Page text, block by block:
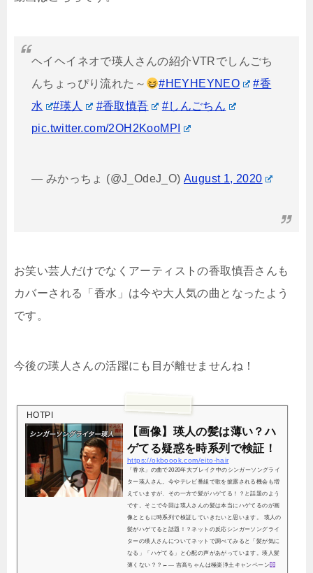
ヘイヘイネオで瑛人さんの紹介VTRでしんごち
んちょっぴり流れた～
#HEYHEYNEO
#香
水
#瑛人 #香取慎吾
#しんごちん
pic.twitter.com/2OH2KooMPI
— みかっちょ (@J_OdeJ_O)August 1, 2020
お笑い芸人だけでなくアーティストの香取慎吾さんも
カバーされる「香水」は今や大人気の曲となったよう
です。
今後の瑛人さんの活躍にも目が離せませんね！
HOTPI
【画像】瑛人の髪は薄い？ハ
ゲてる疑惑を時系列で検証！
https://okboook.com/eito-hair
「香水」の曲で2020年大ブレイク中のシンガーソングライ
ター瑛人さん。今やテレビ番組で歌を披露される機会も増
えていますが、その一方で髪がハゲてる！？と話題のよう
です。そこで今回は瑛人さんの髪は本当にハゲてるのが画
像とともに時系列で検証していきたいと思います。 瑛人の
髪がハゲてると話題！？ネットの反応シンガーソングライ
ターの瑛人さんについてネットで調べてみると「髪が気に
なる」「ハゲてる」と心配の声があがっています。瑛人髪
薄くない？？←— 吉高ちゃんは極楽浄土キャンペーン